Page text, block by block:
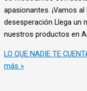
apasionantes. ¡Vamos
desesperación Llega un
nuestros productos en
LO QUE NADIE TE
más »